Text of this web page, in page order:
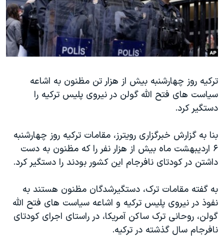
فرهنگ و زندگی
حقوق شهروندی
اقتصادی
اسرائیل در جنگ
گالری عکس
مستندها
انتخابات ریاست جمهوری آمریکا ۲۰۲۴
حمله جمهوری اسلامی به اسرائیل
ورزش زنان در ایران
اعتراضات زن، زندگی، آزادی
تریبونال مردمی آبان ۹۸
دادگاه حمید نوری
قانون شفافیت دارائی کادر رهبری ایران
اعتراضات مردمی آبان ۹۸
اسرائیل در جنگ
دنبال کنید
زبانهای مختلف
ترکیه روز چهارشنبه بیش از هزار تن مظنون به اشاعه
سیاست های فتح الله گولن در نیروی پلیس ترکیه را
دستگیر کرد.
بنا به گزارش خبرگزاری رویترز، مقامات ترکیه روز چهارشنبه
۶ اردیبهشت ماه بیش از هزار نفر را که مظنون به دست
داشتن در کودتای نافرجام این کشور بودند را دستگیر کرد.
به گفته مقامات ترک، دستگیرشدگان مظنون هستند به
نفوذ در نیروی پلیس ترکیه و اشاعه سیاست های فتح الله
گولن، روحانی ترک ساکن آمریکا، در راستای اجرای کودتای
نافرجام سال گذشته در ترکیه.